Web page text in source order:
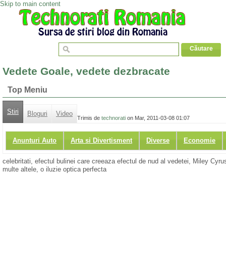
Skip to main content
Vedete Goale, vedete dezbracate
Top Meniu
Stiri Bloguri Video
Anunturi Auto Arta si Divertisment Diverse Economie
Trimis de technorati on Mar, 2011-03-08 01:07
celebritati, efectul bulinei care creeaza efectul de nud al vedetei, Miley
multe altele, o iluzie optica perfecta